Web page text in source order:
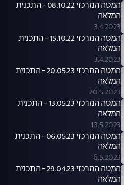
המטה המרכזי 08.10.22 - התכנית
המלאה
3.4.2023
המטה המרכזי 15.10.22 - התכנית
המלאה
3.4.2023
המטה המרכזי 20.05.23 - התכנית
המלאה
20.5.2023
המטה המרכזי 13.05.23 - התכנית
המלאה
13.5.2023
המטה המרכזי 06.05.23 - התכנית
המלאה
6.5.2023
המטה המרכזי 29.04.23 - התכנית
המלאה